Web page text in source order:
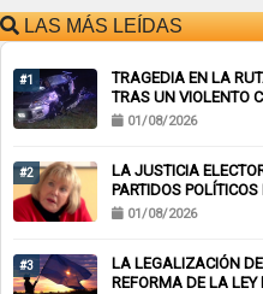
LAS MÁS LEÍDAS
#1
TRAGEDIA EN LA
TRAS UN VIOLENTO
01/08/2026
#2
LA JUSTICIA
PARTIDOS
01/08/2026
#3
LA LEGALIZACIÓN
REFORMA DE LA LEY